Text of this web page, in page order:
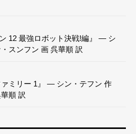
12 最強ロボット決戦!編』 — シ
スンフン 画 呉華順 訳
ァミリー 1』 — シン・テフン 作
順 訳